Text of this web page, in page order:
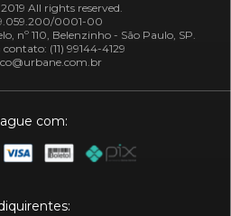
All rights reserved.
0001-00
nº 110, Belenzinho - São Paulo, SP.
(11) 99144-4129
com: